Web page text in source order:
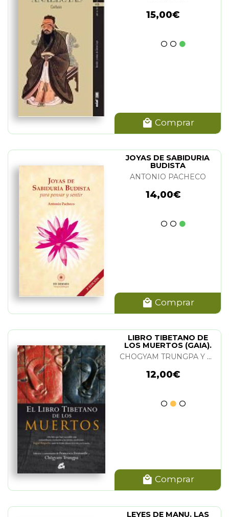
15,00€
Comprar
JOYAS DE SABIDURIA
BUDISTA
ANTONIO PACHECO
14,00€
Comprar
LIBRO TIBETANO DE
LOS MUERTOS (GAIA).
EL
CHOGYAM TRUNGPA Y FRANCESCA FREMANTLE
12,00€
Comprar
LEYES DE MANU. LAS